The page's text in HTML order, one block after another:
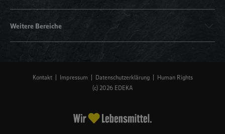
Weitere Bereiche
Kontakt Impressum Datenschutzerklärung
Human Rights
(c) 2026 EDEKA